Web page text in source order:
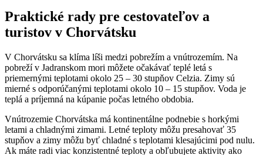
Praktické rady pre cestovateľov a
turistov v Chorvátsku
V Chorvátsku sa klíma líši medzi pobrežím a vnútrozemím. Na
pobreží v Jadranskom mori môžete očakávať teplé letá s
priemernými teplotami okolo 25 – 30 stupňov Celzia. Zimy sú
mierné s odporúčanými teplotami okolo 10 – 15 stupňov. Voda je
teplá a príjemná na kúpanie počas letného obdobia.
Vnútrozemie Chorvátska má kontinentálne podnebie s horkými
letami a chladnými zimami. Letné teploty môžu presahovať 35
stupňov a zimy môžu byť chladné s teplotami klesajúcimi pod nulu.
Ak máte radi viac konzistentné teploty a obľubujete aktivity ako